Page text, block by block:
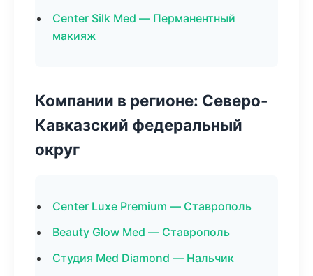
Center Silk Med — Перманентный
макияж
Компании в регионе: Северо-
Кавказский федеральный
округ
Center Luxe Premium — Ставрополь
Beauty Glow Med — Ставрополь
Студия Med Diamond — Нальчик